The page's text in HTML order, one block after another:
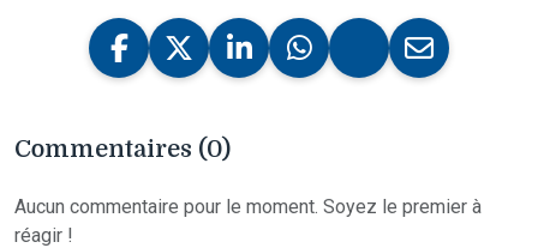
Commentaires (0)
Aucun commentaire pour le moment. Soyez le premier à
réagir !